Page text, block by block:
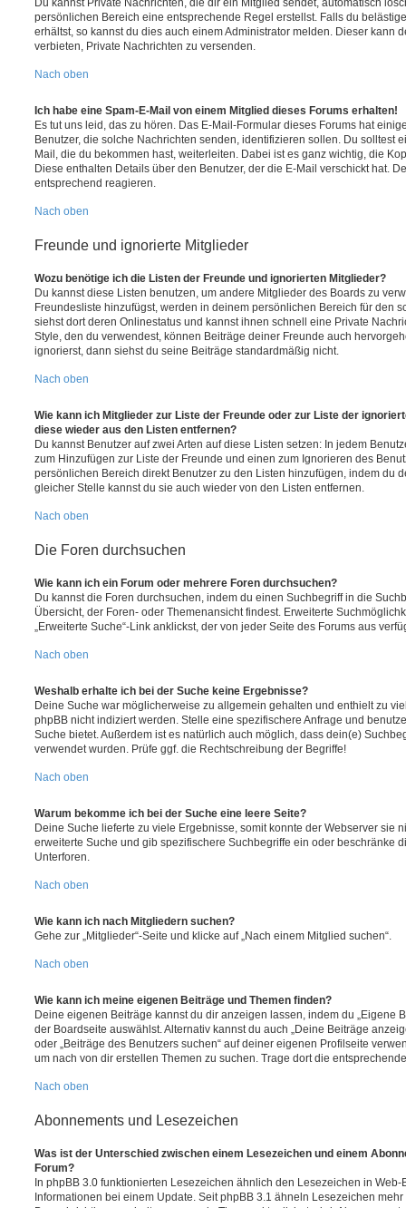
persönlichen Bereich eine entsprechende Regel erstellst. Falls du
erhältst, so kannst du dies auch einem Administrator melden. Dieser kann
verbieten, Private Nachrichten zu versenden.
Nach oben
Ich habe eine Spam-E-Mail von einem Mitglied dieses Forums erhalten!
Es tut uns leid, das zu hören. Das E-Mail-Formular dieses Forums hat
Benutzer, die solche Nachrichten senden, identifizieren sollen. Du solltest
Mail, die du bekommen hast, weiterleiten. Dabei ist es ganz wichtig, die
Diese enthalten Details über den Benutzer, der die E-Mail verschickt hat.
entsprechend reagieren.
Nach oben
Freunde und ignorierte Mitglieder
Wozu benötige ich die Listen der Freunde und ignorierten Mitglieder?
Du kannst diese Listen benutzen, um andere Mitglieder des Boards zu
Freundesliste hinzufügst, werden in deinem persönlichen Bereich für den
siehst dort deren Onlinestatus und kannst ihnen schnell eine Private
Style, den du verwendest, können Beiträge deiner Freunde auch
ignorierst, dann siehst du seine Beiträge standardmäßig nicht.
Nach oben
Wie kann ich Mitglieder zur Liste der Freunde oder zur Liste der
diese wieder aus den Listen entfernen?
Du kannst Benutzer auf zwei Arten auf diese Listen setzen: In jedem
zum Hinzufügen zur Liste der Freunde und einen zum Ignorieren des
persönlichen Bereich direkt Benutzer zu den Listen hinzufügen, indem du
gleicher Stelle kannst du sie auch wieder von den Listen entfernen.
Nach oben
Die Foren durchsuchen
Wie kann ich ein Forum oder mehrere Foren durchsuchen?
Du kannst die Foren durchsuchen, indem du einen Suchbegriff in die
Übersicht, der Foren- oder Themenansicht findest. Erweiterte
„Erweiterte Suche“-Link anklickst, der von jeder Seite des Forums aus
Nach oben
Weshalb erhalte ich bei der Suche keine Ergebnisse?
Deine Suche war möglicherweise zu allgemein gehalten und enthielt zu
phpBB nicht indiziert werden. Stelle eine spezifischere Anfrage und
Suche bietet. Außerdem ist es natürlich auch möglich, dass dein(e)
verwendet wurden. Prüfe ggf. die Rechtschreibung der Begriffe!
Nach oben
Warum bekomme ich bei der Suche eine leere Seite?
Deine Suche lieferte zu viele Ergebnisse, somit konnte der Webserver sie
erweiterte Suche und gib spezifischere Suchbegriffe ein oder beschränke
Unterforen.
Nach oben
Wie kann ich nach Mitgliedern suchen?
Gehe zur „Mitglieder“-Seite und klicke auf „Nach einem Mitglied suchen“.
Nach oben
Wie kann ich meine eigenen Beiträge und Themen finden?
Deine eigenen Beiträge kannst du dir anzeigen lassen, indem du „Eigene
der Boardseite auswählst. Alternativ kannst du auch „Deine Beiträge
oder „Beiträge des Benutzers suchen“ auf deiner eigenen Profilseite
um nach von dir erstellen Themen zu suchen. Trage dort die
Nach oben
Abonnements und Lesezeichen
Was ist der Unterschied zwischen einem Lesezeichen und einem
Forum?
In phpBB 3.0 funktionierten Lesezeichen ähnlich den Lesezeichen in
Informationen bei einem Update. Seit phpBB 3.1 ähneln Lesezeichen